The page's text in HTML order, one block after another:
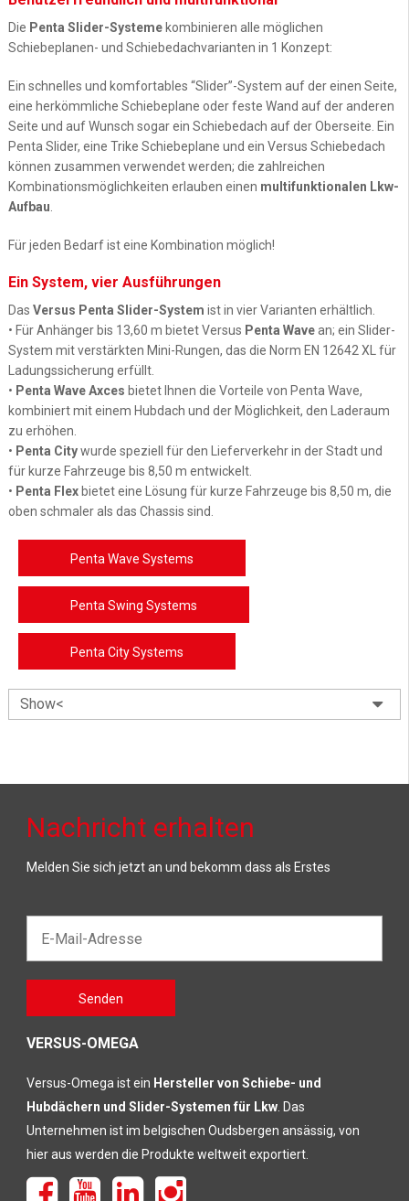
Die Penta Slider-Systeme kombinieren alle möglichen
Schiebeplanen- und Schiebedachvarianten in 1 Konzept:
Ein schnelles und komfortables “Slider”-System auf der einen Seite,
eine herkömmliche Schiebeplane oder feste Wand auf der anderen
Seite und auf Wunsch sogar ein Schiebedach auf der Oberseite. Ein
Penta Slider, eine Trike Schiebeplane und ein Versus Schiebedach
können zusammen verwendet werden; die zahlreichen
Kombinationsmöglichkeiten erlauben einen multifunktionalen Lkw-
Aufbau
Für jeden Bedarf ist eine Kombination möglich!
Ein System, vier Ausführungen
Das Versus Penta Slider-System ist in vier Varianten erhältlich.
• Für Anhänger bis 13,60 m bietet Versus Penta Wavean; ein Slider-
System mit verstärkten Mini-Rungen, das die Norm EN 12642 XL für
Ladungssicherung erfüllt.
• Penta Wave Axces bietet Ihnen die Vorteile von Penta Wave,
kombiniert mit einem Hubdach und der Möglichkeit, den Laderaum
zu erhöhen.
• Penta Citywurde speziell für den Lieferverkehr in der Stadt und
für kurze Fahrzeuge bis 8,50 m entwickelt.
• Penta Flex bietet eine Lösung für kurze Fahrzeuge bis 8,50 m, die
oben schmaler als das Chassis sind.
Penta Wave Systems
Penta Swing Systems
Penta City Systems
Show<
Nachricht erhalten
Melden Sie sich jetzt an und bekomm dass als Erstes
Mail-
Adresse*
laten
Senden
VERSUS-OMEGA
Versus-Omega ist ein Hersteller von Schiebe- und
Hubdächern und Slider-Systemen für Lkw . Das
Unternehmen ist im belgischen Oudsbergen ansässig, von
hier aus werden die Produkte weltweit exportiert.